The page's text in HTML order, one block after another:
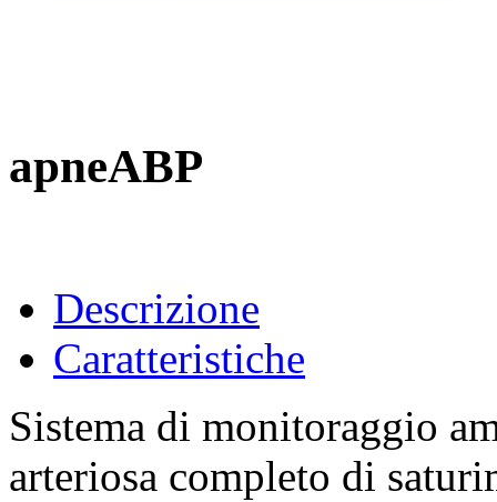
apneABP
Descrizione
Caratteristiche
Sistema di monitoraggio
arteriosa completo di